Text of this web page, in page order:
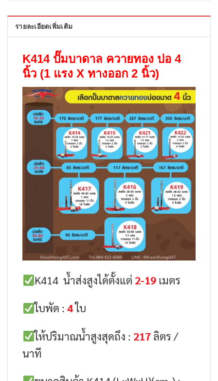
รายละเอียดเพิ่มเติม
K414 ปั๊มบาดาล ควายทอง บ่อ 4
นิ้ว (1 แรง X ทางออก 2 นิ้ว)
K414 น้ำส่งสูงได้ตั้งแต่ 2-19 เมตร
ใบพัด :4ใบ
ให้ปริมาณน้ำสูงสุดถึง : 217 ลิตร /
นาที